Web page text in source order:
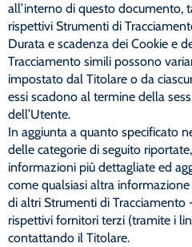
all’interno di questo documento,
rispettivi Strumenti di
Durata e scadenza dei Cookie e
Tracciamento simili possono
impostato dal Titolare o da
essi scadono al termine della
dell’Utente.
In aggiunta a quanto specificato
delle categorie di seguito
informazioni più dettagliate ed
come qualsiasi altra
di altri Strumenti di
rispettivi fornitori terzi (tramite i
contattando il Titolare.